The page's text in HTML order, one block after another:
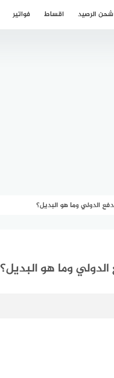
شحن الرصيد اقساط فواتير
الدولي وما هو البديل؟
وما هو البديل؟